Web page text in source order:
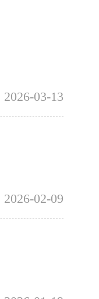
2026-03-13
2026-02-09